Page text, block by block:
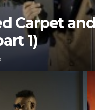
Carpet and
1)